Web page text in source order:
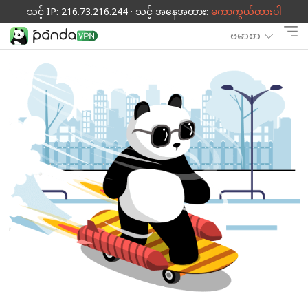
သင့် IP: 216.73.216.244 · သင့် အနေအထား: မကာကွယ်ထားပါ
ဗမာစာ